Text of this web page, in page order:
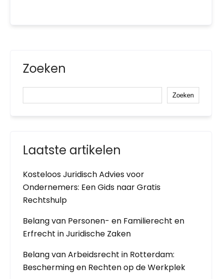
Zoeken
Zoeken
Laatste artikelen
Kosteloos Juridisch Advies voor
Ondernemers: Een Gids naar Gratis
Rechtshulp
Belang van Personen- en Familierecht en
Erfrecht in Juridische Zaken
Belang van Arbeidsrecht in Rotterdam:
Bescherming en Rechten op de Werkplek